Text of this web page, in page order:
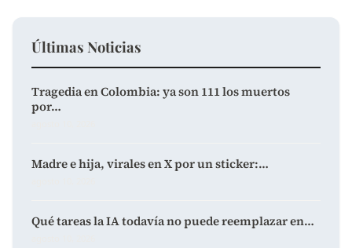
Últimas Noticias
Tragedia en Colombia: ya son 111 los muertos
por…
Madre e hija, virales en X por un sticker:…
Qué tareas la IA todavía no puede reemplazar en…